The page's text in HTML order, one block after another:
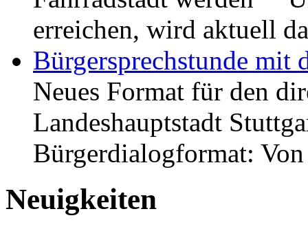
erreichen, wird aktuell
Bürgersprechstunde mit
Neues Format für den
Landeshauptstadt
Bürgerdialogformat:
Neuigkeiten